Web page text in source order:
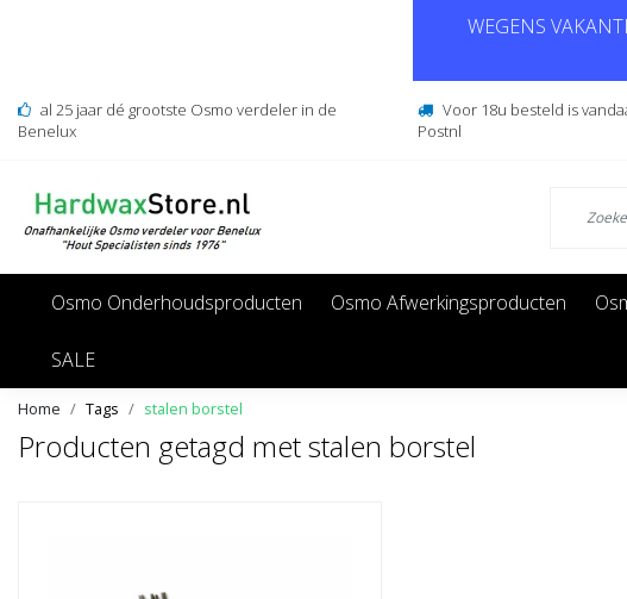
WEGENS
al 25 jaar dé grootste Osmo verdeler in de
Benelux
Voor 18u besteld is
Postnl
Osmo Onderhoudsproducten Osmo Afwerkingsproducten
SALE
Home Tags stalen borstel
Producten getagd met stalen borstel